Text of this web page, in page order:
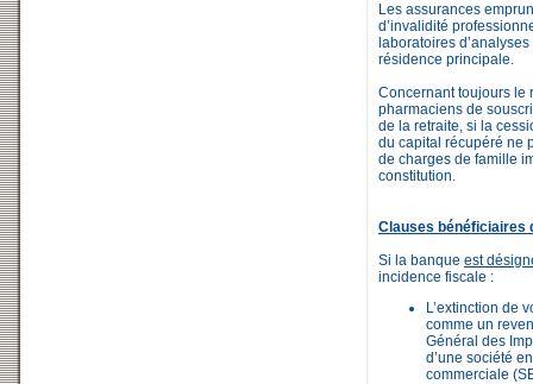
Les assurances
d’invalidité
laboratoires
résidence principale.
Concernant toujours le
pharmaciens de
de la retraite, si la
du capital récupéré ne
de charges de famille
constitution.
Clauses bénéficiaires
Si la banque est
incidence fiscale :
L’extinction de
comme un
Général des
d’une société
commerciale